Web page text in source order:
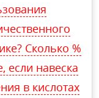
Сколько %
если навеска
в кислотах